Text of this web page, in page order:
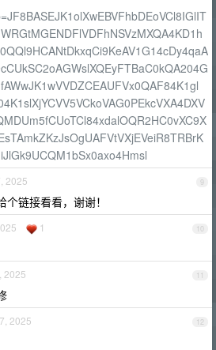
9
2025
个链接看看，谢谢！
10
1
11
2025
12
2025